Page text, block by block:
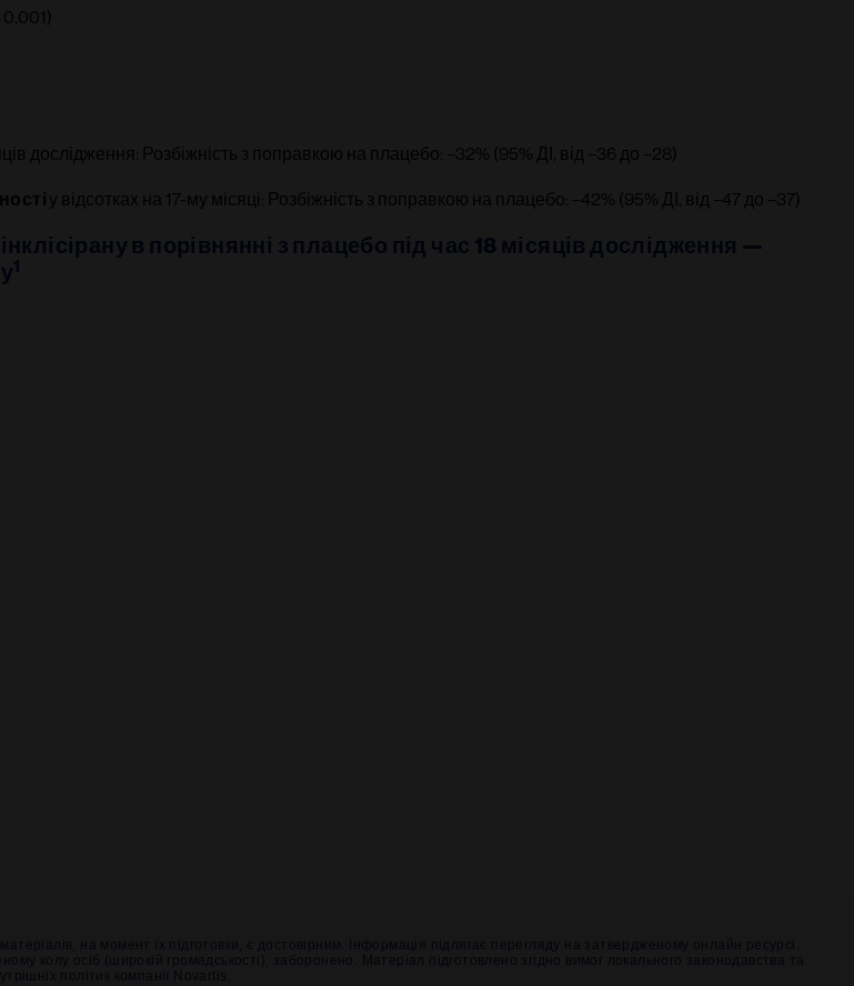
0,001)
дослідження: Розбіжність з поправкою на плацебо: –32% (95% ДІ, від –36 до –28)
у відсотках на 17-му місяці: Розбіжність з поправкою на плацебо: –42% (95% ДІ, від –47 до –37)
в порівнянні з плацебо під час 18 місяців дослідження —
1
на момент їх підготовки, є достовірним. Інформація підлягає перегляду на затвердженому онлайн ресурсі.
колу осіб (широкій громадськості), заборонено. Матеріал підготовлено згідно вимог локального законодавства та
політик компанії Novartis.